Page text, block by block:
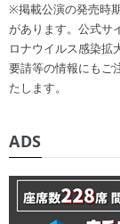
※掲載公演の発売時
があります。公式サ
ロナウイルス感染拡
要請等の情報にもご
たします。
ADS